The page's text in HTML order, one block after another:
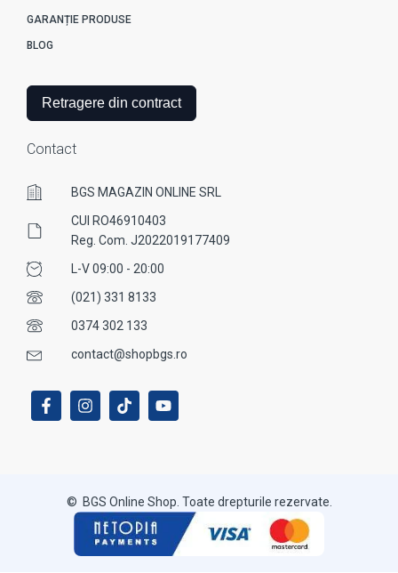
GARANȚIE PRODUSE
BLOG
Retragere din contract
Contact
BGS MAGAZIN ONLINE SRL
CUI RO46910403
Reg. Com. J2022019177409
L-V 09:00 - 20:00
(021) 331 8133
0374 302 133
contact@shopbgs.ro
© BGS Online Shop. Toate drepturile rezervate.